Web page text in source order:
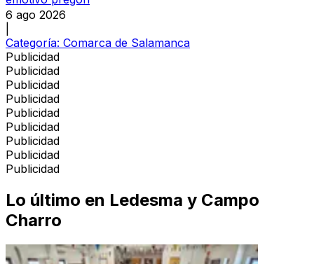
6 ago 2026
Categoría: Comarca de Salamanca
Publicidad
Publicidad
Publicidad
Publicidad
Publicidad
Publicidad
Publicidad
Publicidad
Publicidad
Lo último en Ledesma y Campo
Charro